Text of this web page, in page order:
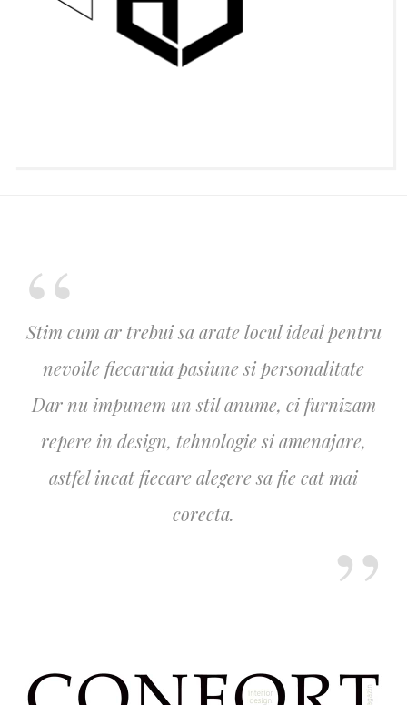
Stim cum ar trebui sa arate locul ideal pentru
nevoile fiecaruia pasiune si personalitate
Dar nu impunem un stil anume, ci furnizam
repere in design, tehnologie si amenajare,
astfel incat fiecare alegere sa fie cat mai
corecta.